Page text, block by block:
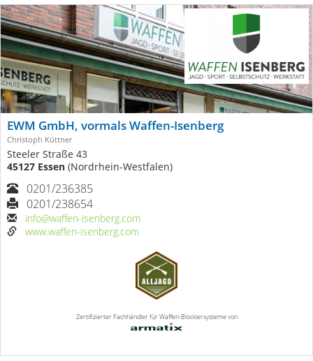
EWM GmbH, vormals Waffen-Isenberg
Christoph Küttner
Steeler Straße 43
45127 Essen (Nordrhein-Westfalen)
0201/236385
0201/238654
info@waffen-isenberg.com
www.waffen-isenberg.com
Zertifizierter Fachhändler für Waffen-Blockiersysteme von